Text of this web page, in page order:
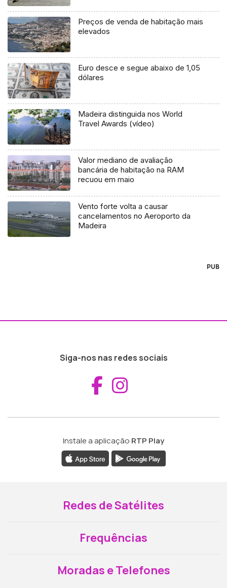
Preços de venda de habitação mais
elevados
Euro desce e segue abaixo de 1,05
dólares
Madeira distinguida nos World
Travel Awards (vídeo)
Valor mediano de avaliação
bancária de habitação na RAM
recuou em maio
Vento forte volta a causar
cancelamentos no Aeroporto da
Madeira
PUB
Siga-nos nas redes sociais
Aceder ao
Instale a aplicação RTP Play
Redes de Satélites
Frequências
Moradas e Telefones